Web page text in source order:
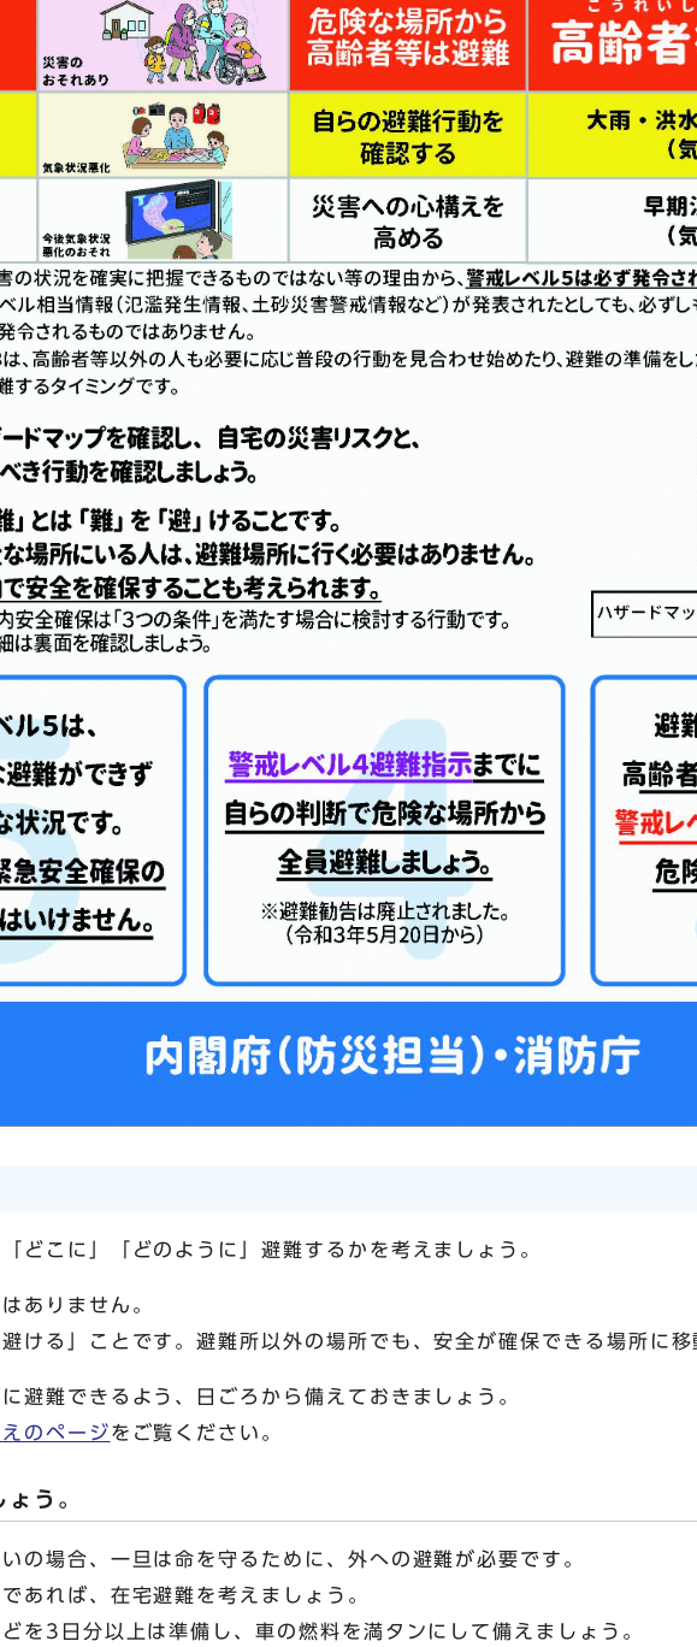
どこに」「どのように」避難するかを考えましょう。
ありません。
ける」ことです。避難所以外の場所でも、安全が確保できる場所に
避難できるよう、日ごろから備えておきましょう。
のページをご覧ください。
う。
の場合、一旦は命を守るために、外への避難が必要です。
あれば、在宅避難を考えましょう。
を3日分以上は準備し、車の燃料を満タンにして備えましょう。